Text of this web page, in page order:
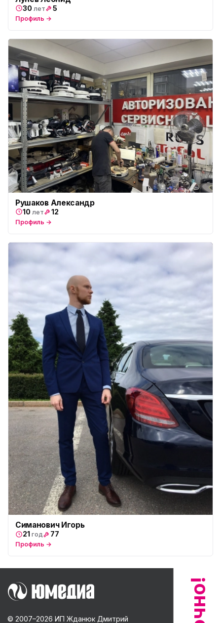
30 лет 5
Профиль →
Рушаков Александр
10 лет 12
Профиль →
Симанович Игорь
21 год 77
Профиль →
© 2007–2026 ИП Жданюк Дмитрий